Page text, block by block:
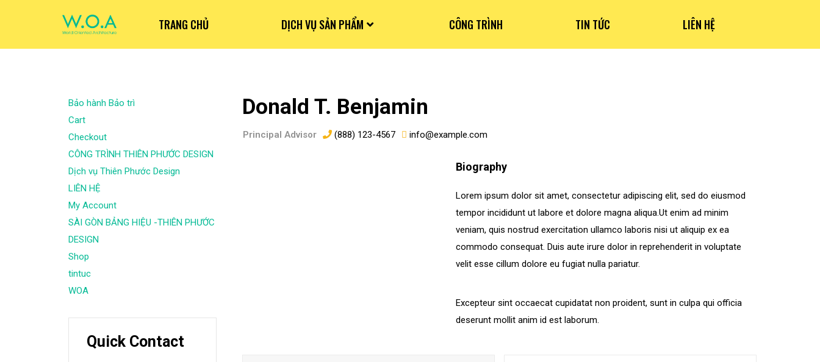
TRANG CHỦ DỊCH VỤ SẢN PHẨM CÔNG TRÌNH TIN TỨC LIÊN HỆ
Bảo hành Bảo trì
Cart
Checkout
CÔNG TRÌNH THIÊN PHƯỚC DESIGN
Dịch vụ Thiên Phước Design
LIÊN HỆ
My Account
SÀI GÒN BẢNG HIỆU -THIÊN PHƯỚC
DESIGN
Shop
tintuc
WOA
Quick Contact
Donald T. Benjamin
Principal Advisor (888) 123-4567 info@example.com
Biography
Lorem ipsum dolor sit amet, consectetur adipiscing elit, sed do eiusmod
tempor incididunt ut labore et dolore magna aliqua.Ut enim ad minim
veniam, quis nostrud exercitation ullamco laboris nisi ut aliquip ex ea
commodo consequat. Duis aute irure dolor in reprehenderit in voluptate
velit esse cillum dolore eu fugiat nulla pariatur.
Excepteur sint occaecat cupidatat non proident, sunt in culpa qui officia
deserunt mollit anim id est laborum.